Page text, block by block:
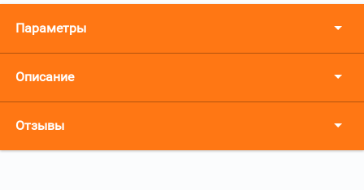
Параметры
Описание
Отзывы